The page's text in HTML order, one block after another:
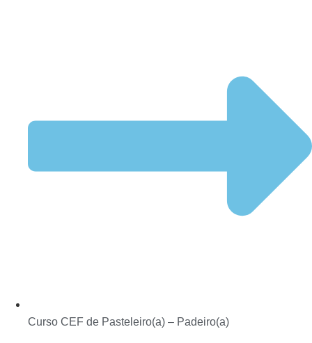
Curso CEF de Pasteleiro(a) – Padeiro(a)